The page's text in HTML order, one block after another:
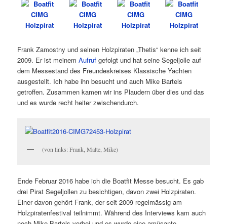
Frank Zamostny und seinen Holzpiraten „Thetis“ kenne ich seit
2009. Er ist meinemAufruf gefolgt und hat seine Segeljolle auf
dem Messestand des Freundeskreises Klassische Yachten
ausgestellt. Ich habe ihn besucht und auch Mike Bartels
getroffen. Zusammen kamen wir ins Plaudern über dies und das
und es wurde recht heiter zwischendurch.
(von links: Frank, Malte, Mike)
Ende Februar 2016 habe ich die Boatfit Messe besucht. Es gab
drei Pirat Segeljollen zu besichtigen, davon zwei Holzpiraten.
Einer davon gehört Frank, der seit 2009 regelmässig am
Holzpiratenfestival teilnimmt. Während des Interviews kam auch